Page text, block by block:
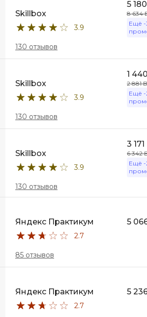
Skillbox
3.9
130 отзывов
5
8 634
Ещё -
Skillbox
3.9
130 отзывов
1
2 881
Ещё -
Skillbox
3.9
130 отзывов
3
6 342
Ещё -
Яндекс Практикум
2.7
85 отзывов
5
Яндекс Практикум
2.7
5
Bootstrap
Bubble
CentOS
Cisco
Dart
DataLens
Docker